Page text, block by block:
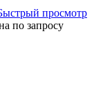
просмотр
по запросу